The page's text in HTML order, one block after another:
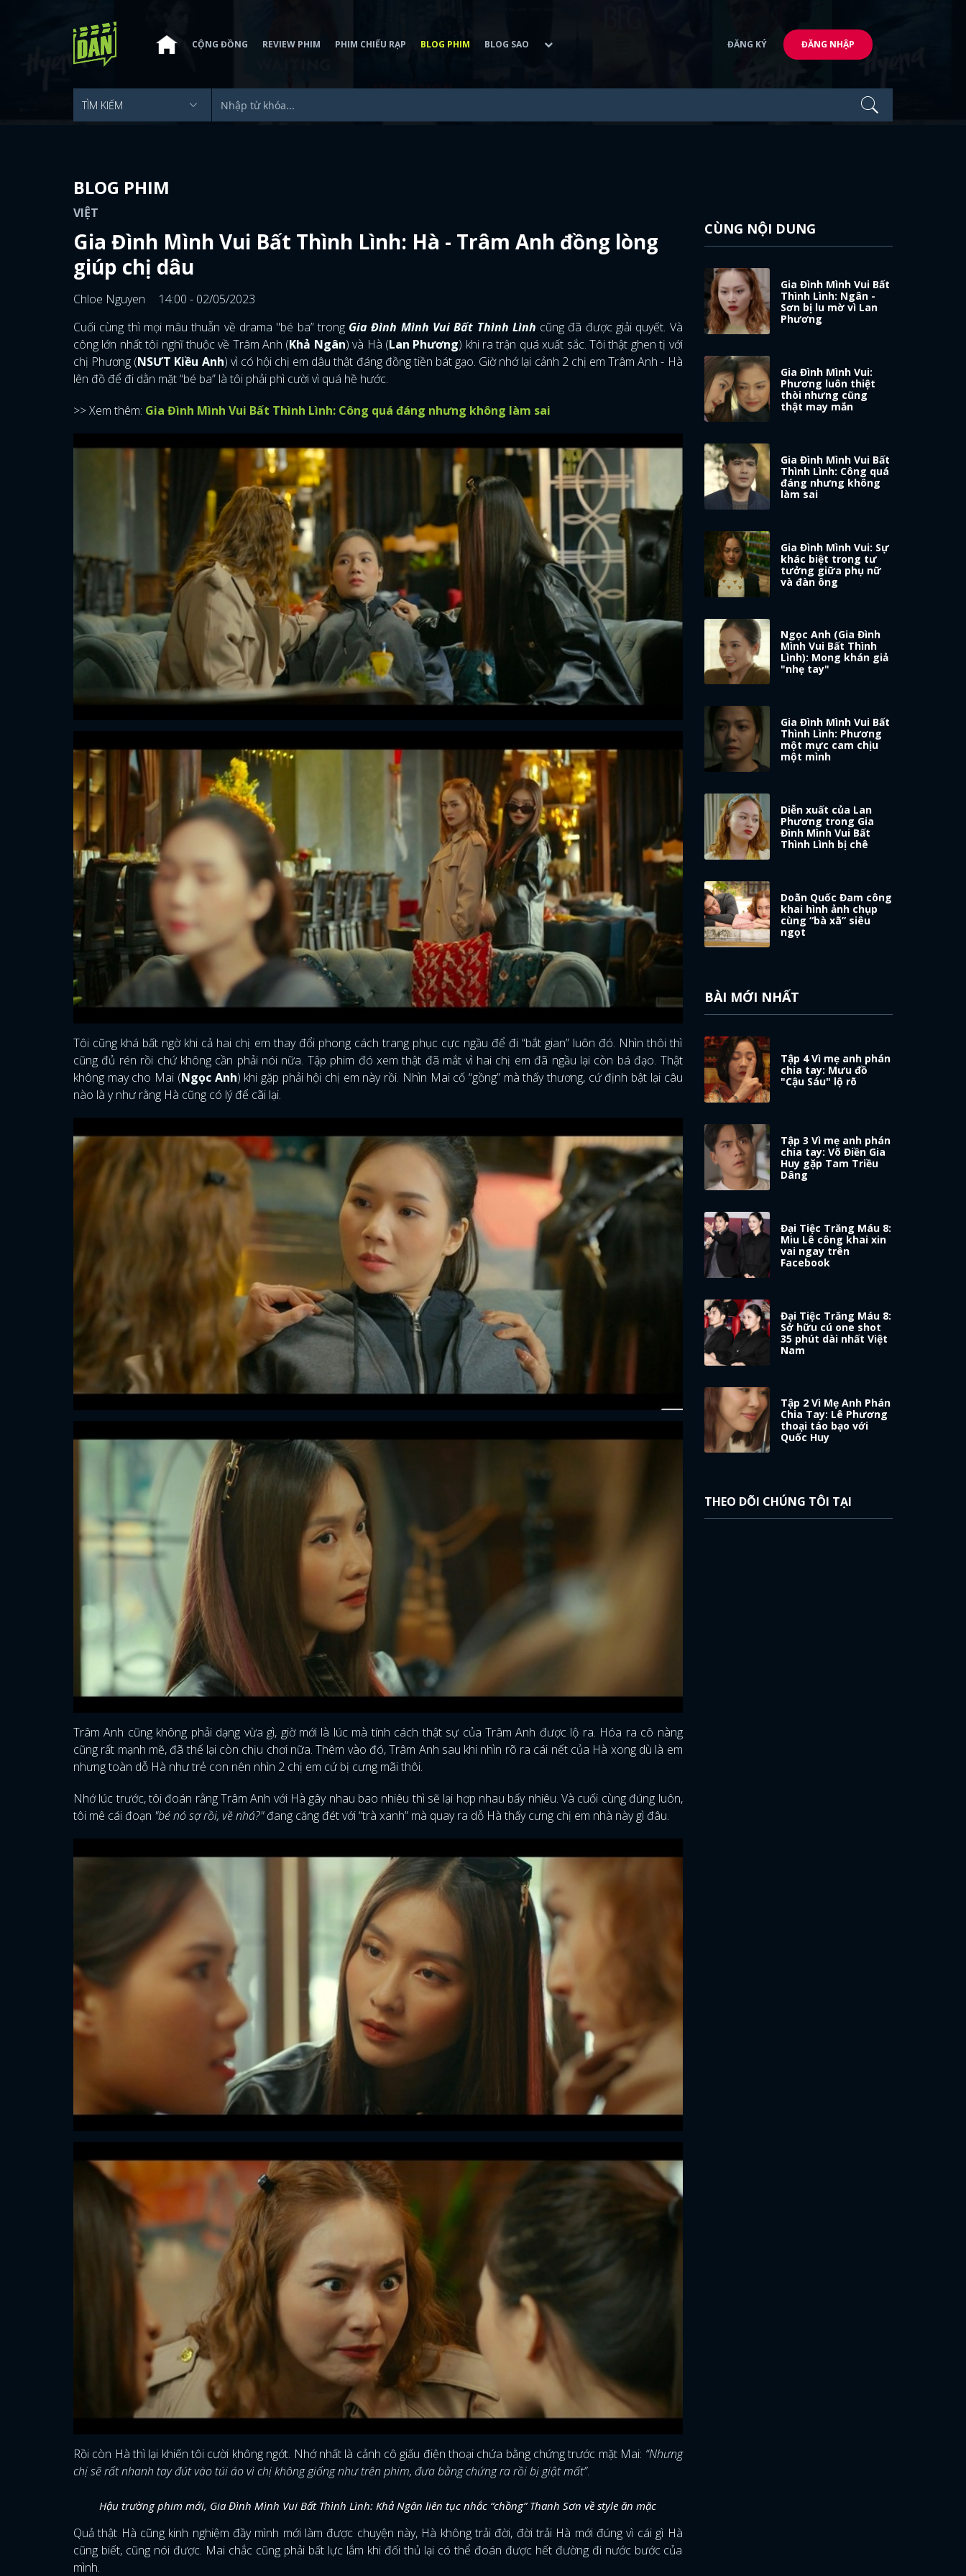
ĐĂNG NHẬP
FACEBOOK GOOGLE
CỘNG ĐỒNG REVIEW PHIM PHIM CHIẾU RẠP BLOG PHIM BLOG SAO ĐĂNG KÝ ĐĂNG NHẬP
BLOG PHIM
VIỆT
Gia Đình Mình Vui Bất Thình Lình: Hà - Trâm Anh đồng lòng
giúp chị dâu
Chloe Nguyen
14:00 - 02/05/2023
Cuối cùng thì mọi mâu thuẫn về drama "bé ba” trong Gia Đình Mình Vui Bất Thình Lình cũng đã được giải quyết. Và
công lớn nhất tôi nghĩ thuộc về Trâm Anh (Khả Ngân) và Hà (Lan Phương) khi ra trận quá xuất sắc. Tôi thật ghen tị với
chị Phương (NSƯT Kiều Anh) vì có hội chị em dâu thật đáng đồng tiền bát gạo. Giờ nhớ lại cảnh 2 chị em Trâm Anh - Hà
lên đồ để đi dằn mặt “bé ba” là tôi phải phì cười vì quá hề hước.
>> Xem thêm: Gia Đình Mình Vui Bất Thình Lình: Công quá đáng nhưng không làm sai
Tôi cũng khá bất ngờ khi cả hai chị em thay đổi phong cách trang phục cực ngầu để đi “bắt gian” luôn đó. Nhìn thôi thì
cũng đủ rén rồi chứ không cần phải nói nữa. Tập phim đó xem thật đã mắt vì hai chị em đã ngầu lại còn bá đạo. Thật
không may cho Mai (Ngọc Anh) khi gặp phải hội chị em này rồi. Nhìn Mai cố “gồng” mà thấy thương, cứ định bật lại câu
nào là y như rằng Hà cũng có lý để cãi lại.
Trâm Anh cũng không phải dạng vừa gì, giờ mới là lúc mà tính cách thật sự của Trâm Anh được lộ ra. Hóa ra cô nàng
cũng rất mạnh mẽ, đã thế lại còn chịu chơi nữa. Thêm vào đó, Trâm Anh sau khi nhìn rõ ra cái nết của Hà xong dù là em
nhưng toàn dỗ Hà như trẻ con nên nhìn 2 chị em cứ bị cưng mãi thôi.
Nhớ lúc trước, tôi đoán rằng Trâm Anh với Hà gây nhau bao nhiêu thì sẽ lại hợp nhau bấy nhiêu. Và cuối cùng đúng luôn,
tôi mê cái đoạn "bé nó sợ rồi, về nhá?"đang căng đét với “trà xanh” mà quay ra dỗ Hà thấy cưng chị em nhà này gì đâu.
Rồi còn Hà thì lại khiến tôi cười không ngớt. Nhớ nhất là cảnh cô giấu điện thoại chứa bằng chứng trước mặt Mai: “Nhưng
chị sẽ rất nhanh tay đút vào túi áo vì chị không giống như trên phim, đưa bằng chứng ra rồi bị giật mất”.
Hậu trường phim mới, Gia Đình Mình Vui Bất Thình Lình: Khả Ngân liên tục nhắc “chồng” Thanh Sơn về style ăn mặc
Quả thật Hà cũng kinh nghiệm đầy mình mới làm được chuyện này, Hà không trải đời, đời trải Hà mới đúng vì cái gì Hà
cũng biết, cũng nói được. Mai chắc cũng phải bất lực lắm khi đối thủ lại có thể đoán được hết đường đi nước bước của
mình.
CÙNG NỘI DUNG
Gia Đình Mình Vui Bất
Thình Lình: Ngân -
Sơn bị lu mờ vì Lan
Phương
Gia Đình Mình Vui:
Phương luôn thiệt
thòi nhưng cũng
thật may mắn
Gia Đình Mình Vui Bất
Thình Lình: Công quá
đáng nhưng không
làm sai
Gia Đình Mình Vui: Sự
khác biệt trong tư
tưởng giữa phụ nữ
và đàn ông
Ngọc Anh (Gia Đình
Mình Vui Bất Thình
Lình): Mong khán giả
"nhẹ tay"
Gia Đình Mình Vui Bất
Thình Lình: Phương
một mực cam chịu
một mình
Diễn xuất của Lan
Phương trong Gia
Đình Mình Vui Bất
Thình Lình bị chê
Doãn Quốc Đam công
khai hình ảnh chụp
cùng “bà xã” siêu
ngọt
BÀI MỚI NHẤT
Tập 4 Vì mẹ anh phán
chia tay: Mưu đồ
"Cậu Sáu" lộ rõ
Tập 3 Vì mẹ anh phán
chia tay: Võ Điền Gia
Huy gặp Tam Triều
Dâng
Đại Tiệc Trăng Máu 8:
Miu Lê công khai xin
vai ngay trên
Facebook
Đại Tiệc Trăng Máu 8:
Sở hữu cú one shot
35 phút dài nhất Việt
Nam
Tập 2 Vì Mẹ Anh Phán
Chia Tay: Lê Phương
thoại táo bạo với
Quốc Huy
THEO DÕI CHÚNG TÔI TẠI